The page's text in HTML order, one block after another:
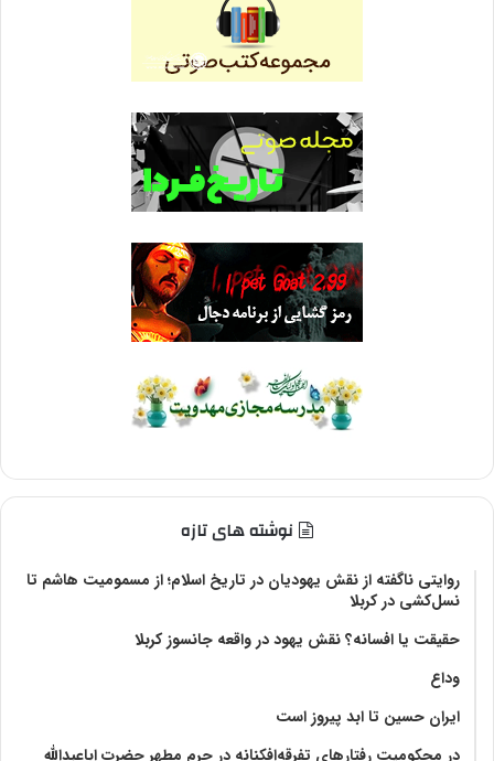
نوشته های تازه
روایتی ناگفته از نقش یهودیان در تاریخ اسلام؛ از مسمومیت هاشم تا
نسل‌کشی در کربلا
حقیقت یا افسانه؟‌ نقش یهود در واقعه جانسوز کربلا
وداع
ایران حسین تا ابد پیروز است
در محکومیت رفتارهای تفرقه‌افکنانه در حرم مطهر حضرت اباعبدالله